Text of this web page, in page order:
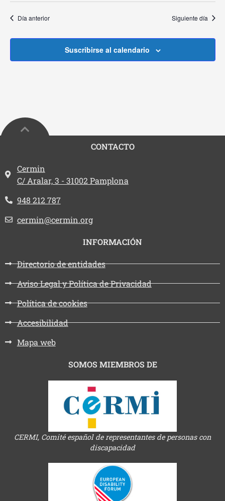
Día anterior Siguiente día
Suscribirse al calendario
CONTACTO
Dirección:
Cermin
C/ Aralar, 3 - 31002 Pamplona
Teléfono:
948 212 787
Email:
cermin@cermin.org
INFORMACIÓN
Directorio de entidades
Aviso Legal y Política de Privacidad
Política de cookies
Accesibilidad
Mapa web
SOMOS MIEMBROS DE
CERMI, Comité español de representantes de personas con
discapacidad